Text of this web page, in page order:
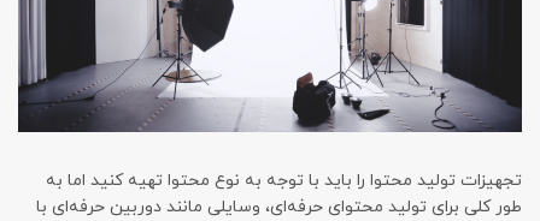
تجهیزات تولید محتوا را باید با توجه به نوع محتوا تهیه کنید اما به
طور کلی برای تولید محتوای حرفه‌ای، وسایلی مانند دوربین حرفه‌ای با